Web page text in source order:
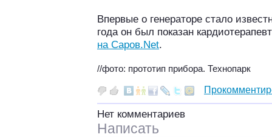
Впервые о генераторе стало
года он был показан
на Саров.Net.
//фото: прототип прибора. Технопарк
Нет комментариев
Написать